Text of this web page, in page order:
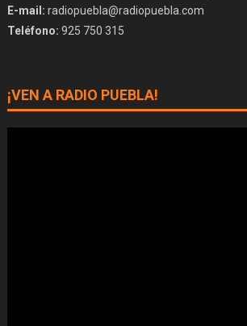
E-mail: radiopuebla@radiopuebla.com
Teléfono: 925 750 315
¡VEN A RADIO PUEBLA!